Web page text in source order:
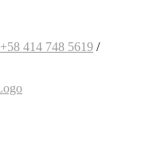
+58 414 748 5619 /